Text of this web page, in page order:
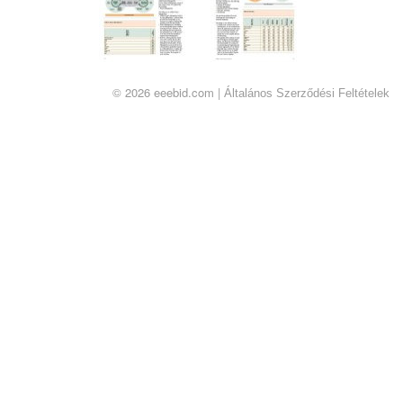
© 2026 eeebid.com | Általános Szerződési Feltételek